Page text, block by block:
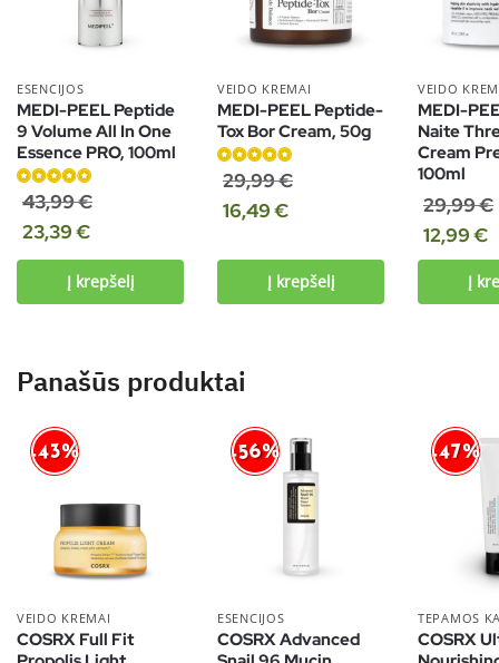
ESENCIJOS
MEDI-PEEL Peptide
9 Volume All In One
Essence PRO, 100ml
Įvertinimas:
43,99€
23,39€
Į krepšelį
VEIDO KREMAI
MEDI-PEEL Peptide-
Tox Bor Cream, 50g
Įvertinimas:
29,99€
16,49€
Į krepšelį
VEIDO
MEDI-
Naite
Cream
100ml
29,99€
12,99€
Į
Panašūs produktai
-43%
VEIDO KREMAI
COSRX Full Fit
-56%
ESENCIJOS
COSRX Advanced
-47%
TEPAMOS
COSRX